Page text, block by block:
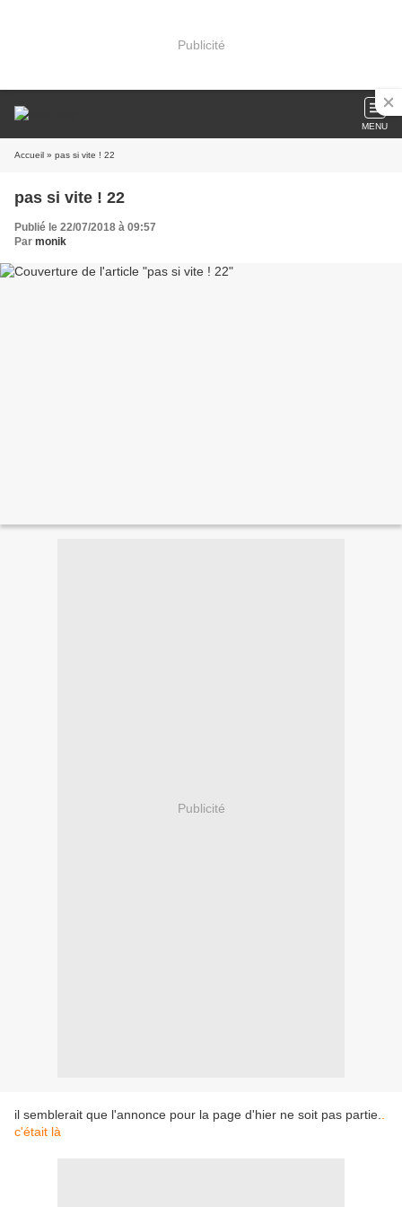
Publicité
MENU
Accueil » pas si vite ! 22
pas si vite ! 22
Publié le 22/07/2018 à 09:57
Par monik
Publicité
il semblerait que l'annonce pour la page d'hier ne soit pas partie.
c'était là